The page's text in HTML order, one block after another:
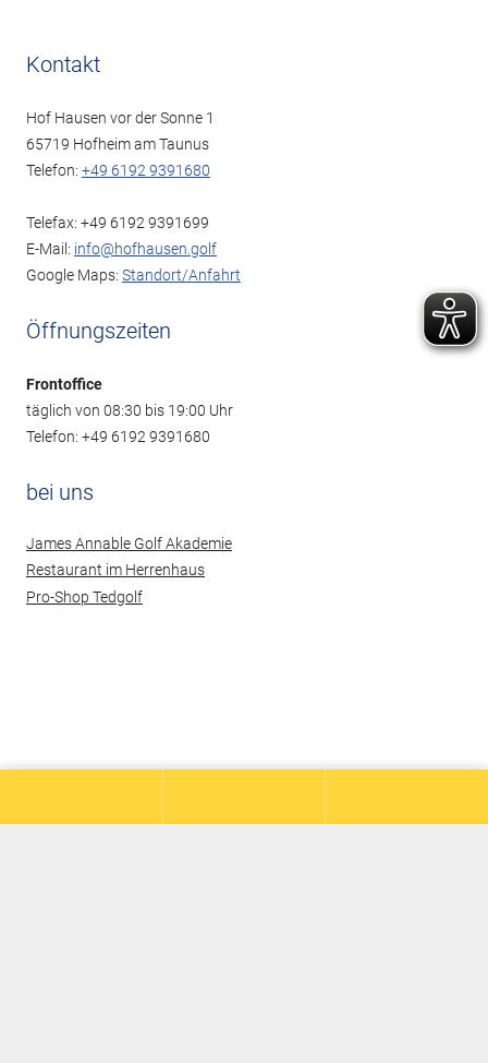
Kontakt
Hof Hausen vor der Sonne 1
65719 Hofheim am Taunus
Telefon: +49 6192 9391680
Telefax: +49 6192 9391699
E-Mail: info@hofhausen.golf
Google Maps: Standort/Anfahrt
Öffnungszeiten
Frontoffice
täglich von 08:30 bis 19:00 Uhr
Telefon: +49 6192 9391680
bei uns
James Annable Golf Akademie
Restaurant im Herrenhaus
Pro-Shop Tedgolf